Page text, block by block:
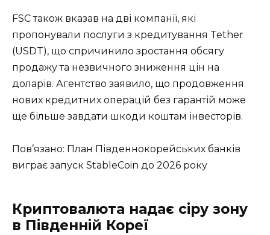
FSC також вказав на дві компанії, які
пропонували послуги з кредитування Tether
(USDT), що спричинило зростання обсягу
продажу та незвичного зниження цін на
доларів. Агентство заявило, що продовження
нових кредитних операцій без гарантій може
ще більше завдати шкоди коштам інвесторів.
Пов’язано: План Південнокорейських банків
виграє запуск StableCoin до 2026 року
Криптовалюта надає сіру зону
в Південній Кореї